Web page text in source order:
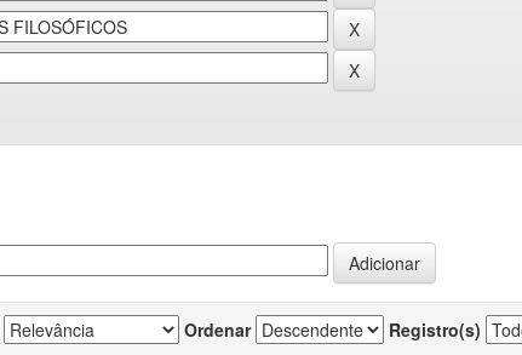
Ordenar Registro(s)